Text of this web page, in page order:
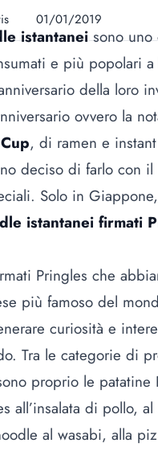
01/01/2019
istantaneisono uno
e più popolari a
della loro
ovvero la
, di ramen e
deciso di farlo con
Solo in
istantanei firmati
Pringles che
più famoso del
curiosità e
Tra le categorie di
proprio le
all’insalata di pollo,
al wasabi, alla